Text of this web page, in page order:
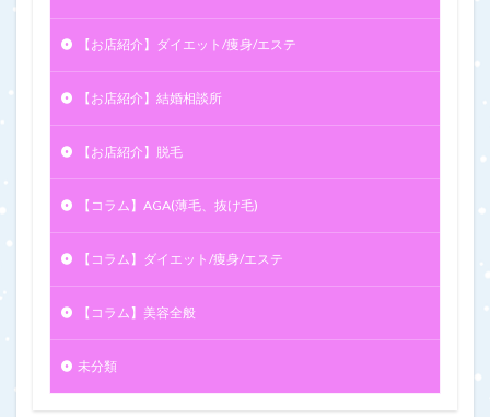
【お店紹介】ダイエット/痩身/エステ
【お店紹介】結婚相談所
【お店紹介】脱毛
【コラム】AGA(薄毛、抜け毛)
【コラム】ダイエット/痩身/エステ
【コラム】美容全般
未分類